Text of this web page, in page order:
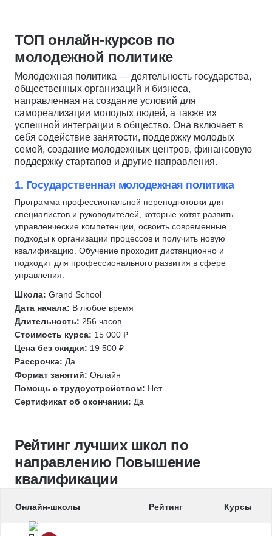
Техносферная безопасность
Рабочие профессии
Технолог швейного производства
Социальная работа
Антитеррористическая защита
Товароведение
Столярное дело
Сестринское дело
Холодильное оборудование
Кадастровая деятельность
Водитель погрузчика
Полиграфолог
Сантехник
Слаботочные системы
Крановщик
ДОПОГ (ADR)
Электромонтер
Социальная сфера
Прораб
Официант
Шиномонтаж
Агропромышленный комплекс (АПК)
Парламентская деятельность
Избирательный процесс
Инженерные системы
Водоснабжение
Государственное и муниципальное управление (ГМУ)
Транспортная логистика
Кинолог
Архивное дело
Администратор салона красоты
Администратор спортивной организации
Гостиничный бизнес
Административно-хозяйственная деятельность (АХД)
Управление поставками
Управление безопасностью
ТОП онлайн-курсов по
молодежной политике
Молодежная политика — деятельность государства,
общественных организаций и бизнеса,
направленная на создание условий для
самореализации молодых людей, а также их
успешной интеграции в общество. Она включает в
себя содействие занятости, поддержку молодых
семей, создание молодежных центров, финансовую
поддержку стартапов и другие направления.
1. Государственная молодежная политика
Программа профессиональной переподготовки для
специалистов и руководителей, которые хотят развить
управленческие компетенции, освоить современные
подходы к организации процессов и получить новую
квалификацию. Обучение проходит дистанционно и
подходит для профессионального развития в сфере
управления.
Школа: Grand School
Дата начала: В любое время
Длительность: 256 часов
Стоимость курса: 15 000 ₽
Цена без скидки: 19 500 ₽
Рассрочка: Да
Формат занятий: Онлайн
Помощь с трудоустройством: Нет
Сертификат об окончании: Да
Рейтинг лучших школ по
направлению Повышение
квалификации
Онлайн-школы Рейтинг Курсы